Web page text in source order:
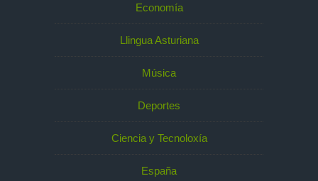
Economía
Llingua Asturiana
Música
Deportes
Ciencia y Tecnoloxía
España